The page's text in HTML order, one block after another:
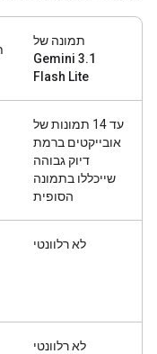
תמונה של
Gemini 3.1
Flash Lite
עד 14 תמונות של
אובייקטים ברמת
דיוק גבוהה
שייכללו בתמונה
הסופית
לא רלוונטי
לא רלוונטי